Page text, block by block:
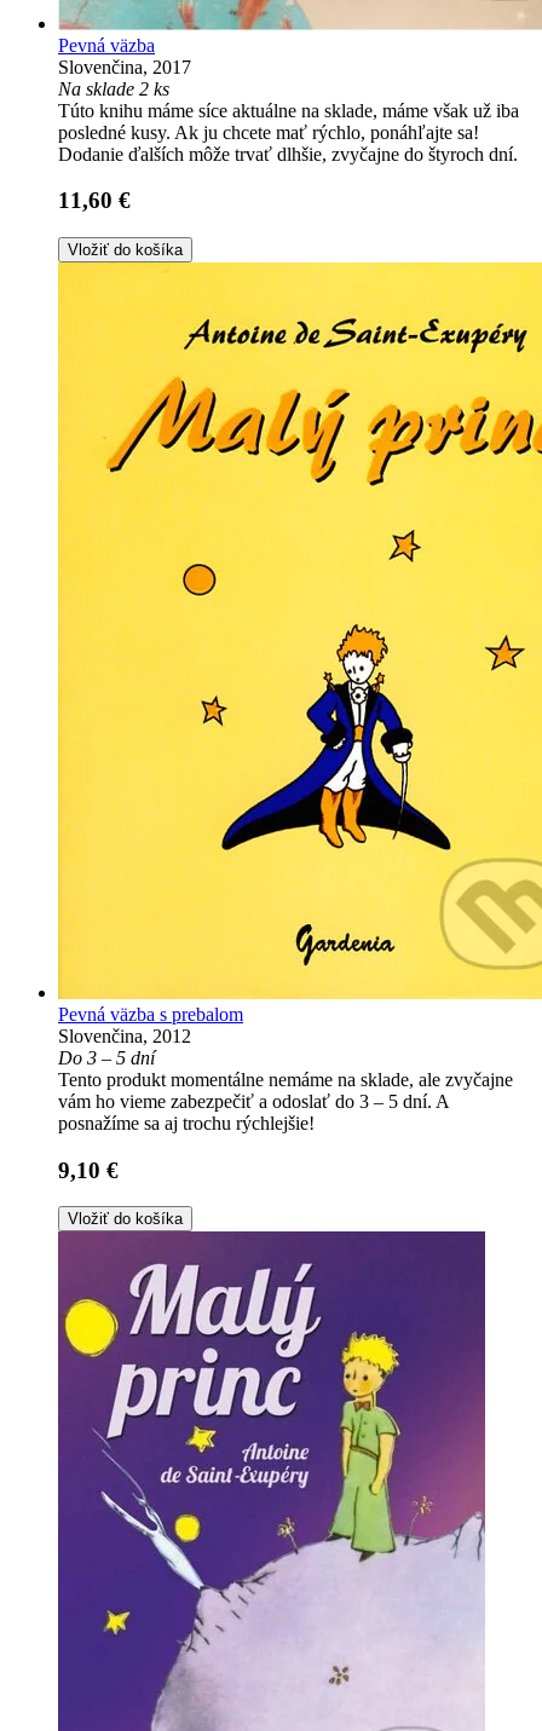
Pevná väzba
Slovenčina, 2017
Na sklade 2 ks
Túto knihu máme síce aktuálne na sklade, máme však už iba
posledné kusy. Ak ju chcete mať rýchlo, ponáhľajte sa!
Dodanie ďalších môže trvať dlhšie, zvyčajne do štyroch dní.
11,60 €
Vložiť do košíka
Pevná väzba s prebalom
Slovenčina, 2012
Do 3 – 5 dní
Tento produkt momentálne nemáme na sklade, ale zvyčajne
vám ho vieme zabezpečiť a odoslať do 3 – 5 dní. A
posnažíme sa aj trochu rýchlejšie!
9,10 €
Vložiť do košíka